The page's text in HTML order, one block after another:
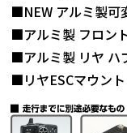
■NEW アルミ製可
■アルミ製 フロン
■アルミ製 リヤ ハ
■リヤESCマウント